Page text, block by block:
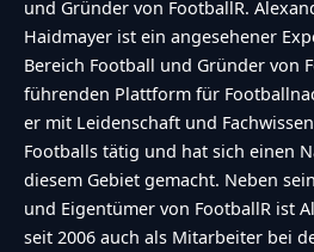
und Gründer von FootballR.
Haidmayer ist ein angesehener
Bereich Football und Gründer von
führenden Plattform für
er mit Leidenschaft und
Footballs tätig und hat sich einen
diesem Gebiet gemacht. Neben
und Eigentümer von FootballR ist
seit 2006 auch als Mitarbeiter bei